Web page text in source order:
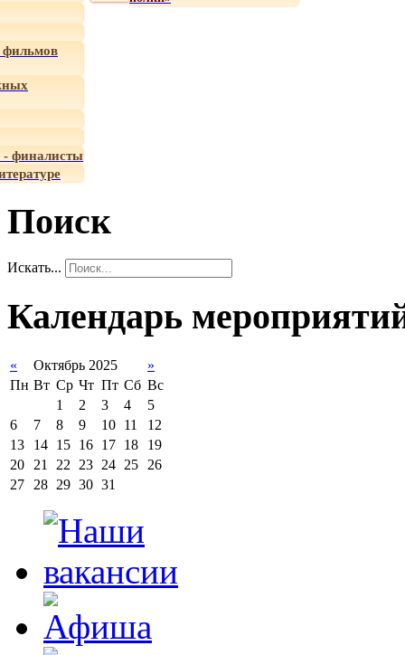
- финалисты
Поиск
Искать...
Календарь
« Октябрь 2025
»
Пн Вт Ср Чт Пт Сб Вс
1
2 3 4
5
6
7 8 9 10 11
12
13
14 15 16 17 18
19
20
21 22 23 24 25
26
27
28 29 30 31